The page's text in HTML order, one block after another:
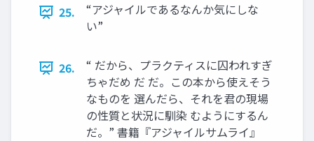
25.
“アジャイルであるなんか気にしな
い”
26.
“ だから、プラクティスに囚われすぎ
ちゃだめ だ だ。この本から使えそう
なものを 選んだら、それを君の現場
の性質と状況に馴染 むようにするん
だ。” 書籍『アジャイルサムライ』